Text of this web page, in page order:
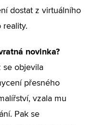
dostat z virtuálního
reality.
novinka?
se objevila
přesného
vzala mu
Pak se